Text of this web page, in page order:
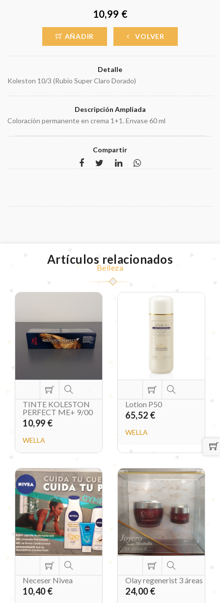
10,99 €
AÑADIR VOLVER
Detalle
Koleston 10/3 (Rubio Super Claro Dorado)
Descripción Ampliada
Coloración permanente en crema 1+1. Envase 60 ml
Compartir
Artículos relacionados
Belleza
TINTE KOLESTON
PERFECT ME+ 9/00
10,99 €
WELLA
Lotion P50
65,52 €
WELLA
Neceser Nivea
10,40 €
Olay regenerist 3 áreas
24,00 €